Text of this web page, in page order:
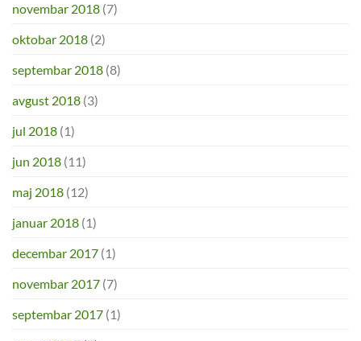
novembar 2018 (7)
oktobar 2018 (2)
septembar 2018 (8)
avgust 2018 (3)
jul 2018 (1)
jun 2018 (11)
maj 2018 (12)
januar 2018 (1)
decembar 2017 (1)
novembar 2017 (7)
septembar 2017 (1)